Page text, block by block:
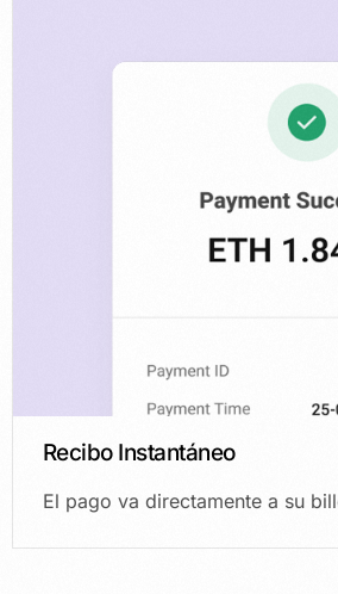
Recibo Instantáneo
El pago va directamente a su